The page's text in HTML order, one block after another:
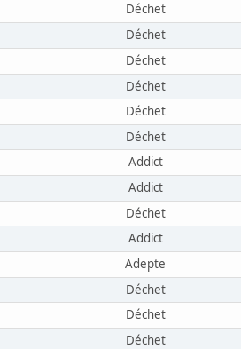
Déchet
Déchet
Déchet
Déchet
Déchet
Déchet
Addict
Addict
Déchet
Addict
Adepte
Déchet
Déchet
Déchet